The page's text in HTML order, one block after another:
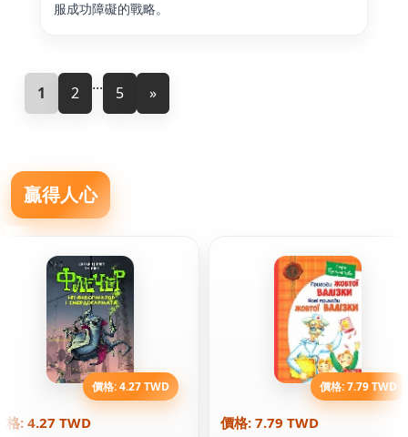
服成功障礙的戰略。
1 2 ... 5 »
贏得人心
價格: 4.27 TWD
格: 4.27 TWD
價格: 7.79 TWD
價格: 7.79 TWD